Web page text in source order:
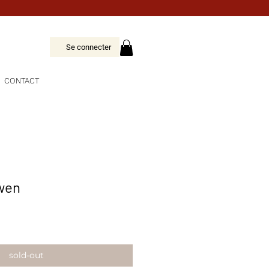
Se connecter
CONTACT
sold-out